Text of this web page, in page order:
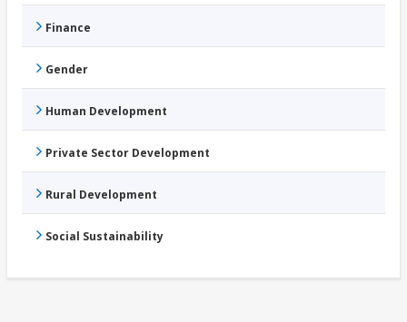
Finance
Gender
Human Development
Private Sector Development
Rural Development
Social Sustainability